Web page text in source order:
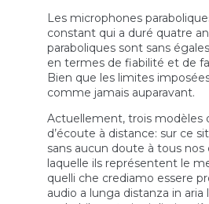
Les microphones
constant qui a duré quatre
paraboliques sont sans
en termes de fiabilité et de
Bien que les limites
comme jamais auparavant.
Actuellement, trois modèles
d’écoute à distance: sur ce
sans aucun doute à tous
laquelle ils représentent le
quelli che crediamo essere
audio a lunga distanza in